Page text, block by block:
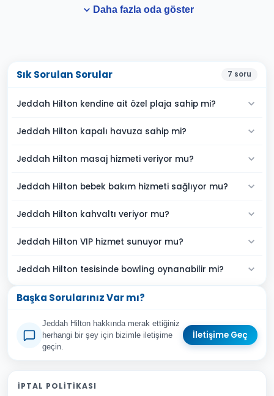
Daha fazla oda göster
Sık Sorulan Sorular 7 soru
Jeddah Hilton kendine ait özel plaja sahip mi?
Jeddah Hilton kapalı havuza sahip mi?
Jeddah Hilton masaj hizmeti veriyor mu?
Jeddah Hilton bebek bakım hizmeti sağlıyor mu?
Jeddah Hilton kahvaltı veriyor mu?
Jeddah Hilton VIP hizmet sunuyor mu?
Jeddah Hilton tesisinde bowling oynanabilir mi?
Başka Sorularınız Var mı?
Jeddah Hilton hakkında merak ettiğiniz
herhangi bir şey için bizimle iletişime
geçin.
İletişime Geç
Adınız Soyadınız
İPTAL POLITIKASI